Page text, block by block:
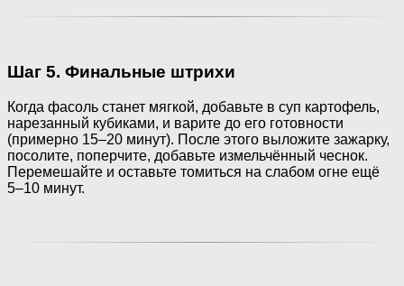
Шаг 5. Финальные штрихи
Когда фасоль станет мягкой, добавьте в суп картофель,
нарезанный кубиками, и варите до его готовности
(примерно 15–20 минут). После этого выложите зажарку,
посолите, поперчите, добавьте измельчённый чеснок.
Перемешайте и оставьте томиться на слабом огне ещё
5–10 минут.